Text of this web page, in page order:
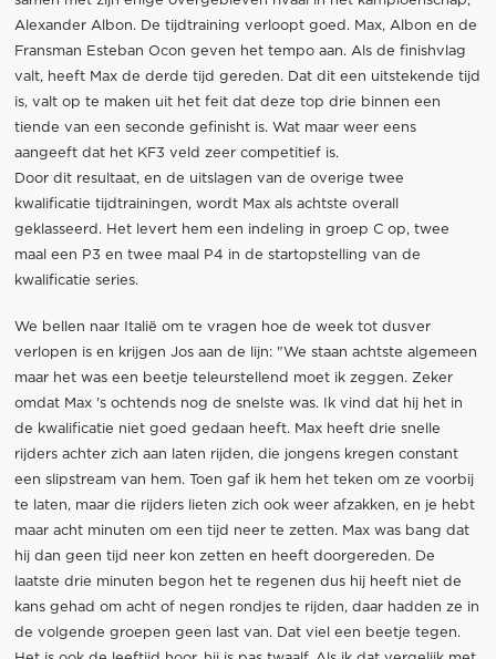
Alexander Albon. De tijdtraining verloopt goed. Max, Albon en de
Fransman Esteban Ocon geven het tempo aan. Als de finishvlag
valt, heeft Max de derde tijd gereden. Dat dit een uitstekende tijd
is, valt op te maken uit het feit dat deze top drie binnen een
tiende van een seconde gefinisht is. Wat maar weer eens
aangeeft dat het KF3 veld zeer competitief is.
Door dit resultaat, en de uitslagen van de overige twee
kwalificatie tijdtrainingen, wordt Max als achtste overall
geklasseerd. Het levert hem een indeling in groep C op, twee
maal een P3 en twee maal P4 in de startopstelling van de
kwalificatie series.
We bellen naar Italië om te vragen hoe de week tot dusver
verlopen is en krijgen Jos aan de lijn: "We staan achtste algemeen
maar het was een beetje teleurstellend moet ik zeggen. Zeker
omdat Max 's ochtends nog de snelste was. Ik vind dat hij het in
de kwalificatie niet goed gedaan heeft. Max heeft drie snelle
rijders achter zich aan laten rijden, die jongens kregen constant
een slipstream van hem. Toen gaf ik hem het teken om ze voorbij
te laten, maar die rijders lieten zich ook weer afzakken, en je hebt
maar acht minuten om een tijd neer te zetten. Max was bang dat
hij dan geen tijd neer kon zetten en heeft doorgereden. De
laatste drie minuten begon het te regenen dus hij heeft niet de
kans gehad om acht of negen rondjes te rijden, daar hadden ze in
de volgende groepen geen last van. Dat viel een beetje tegen.